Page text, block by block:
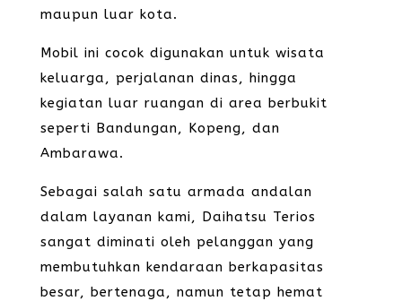
maupun luar kota.
Mobil ini cocok digunakan untuk wisata
keluarga, perjalanan dinas, hingga
kegiatan luar ruangan di area berbukit
seperti Bandungan, Kopeng, dan
Ambarawa.
Sebagai salah satu armada andalan
dalam layanan kami, Daihatsu Terios
sangat diminati oleh pelanggan yang
membutuhkan kendaraan berkapasitas
besar, bertenaga, namun tetap hemat